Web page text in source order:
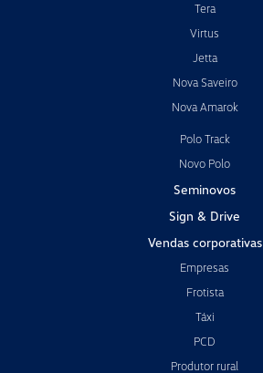
Tera
Virtus
Jetta
Nova Saveiro
Nova Amarok
Polo Track
Novo Polo
Seminovos
Sign & Drive
Vendas corporativas
Empresas
Frotista
Táxi
PCD
Produtor rural